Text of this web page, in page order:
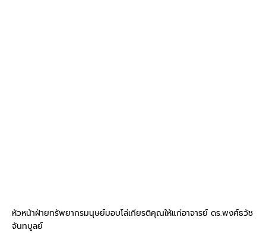
หัวหน้าฝ่ายทรัพยากรมนุษย์มอบโล่เกียรติคุณให้แก่อาจารย์ ดร.พงศ์ธวัช
จันทบูลย์